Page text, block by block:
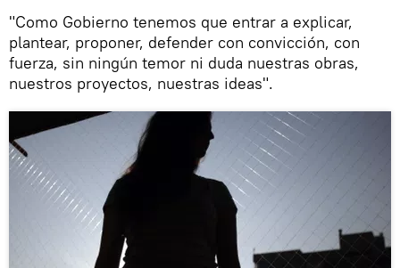
"Como Gobierno tenemos que entrar a explicar,
plantear, proponer, defender con convicción, con
fuerza, sin ningún temor ni duda nuestras obras,
nuestros proyectos, nuestras ideas".